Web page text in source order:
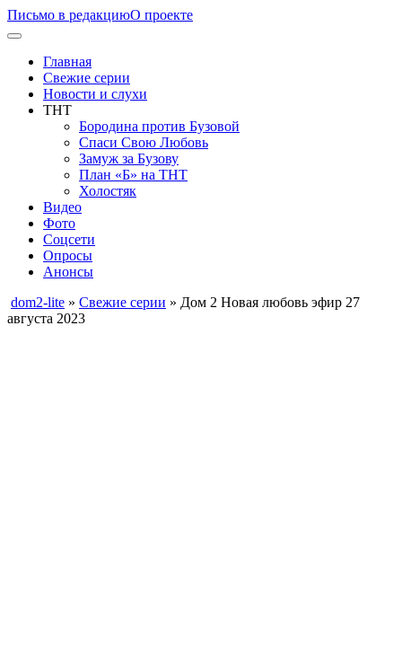
Письмо в редакциюО проекте
Главная
Свежие серии
Новости и слухи
ТНТ
Бородина против Бузовой
Спаси Свою Любовь
Замуж за Бузову
План «Б» на ТНТ
Холостяк
Видео
Фото
Соцсети
Опросы
Анонсы
dom2-lite » Свежие серии » Дом 2 Новая любовь эфир 27
августа 2023